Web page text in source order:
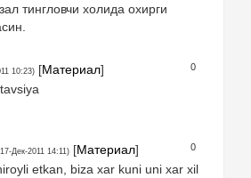
тингловчи холида охирги
0
10:23) [Материал]
0
Дек-2011 14:11) [Материал]
etkan, biza xar kuni uni xar xil